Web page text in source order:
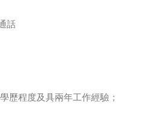
話
歷程度及具兩年工作經驗；